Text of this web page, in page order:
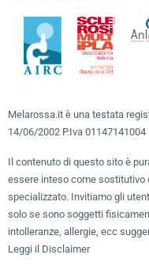
Melarossa.it è una testata
14/06/2002 P.Iva 01147141004
Il contenuto di questo sito è
essere inteso come sostitutivo
specializzato. Invitiamo gli
solo se sono soggetti
intolleranze, allergie, ecc
Leggi il Disclaimer